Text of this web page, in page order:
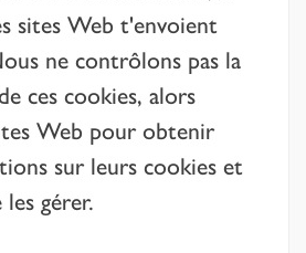
sites Web t'envoient
ne contrôlons pas la
ces cookies, alors
Web pour obtenir
sur leurs cookies et
gérer.